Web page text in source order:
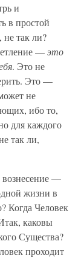
и
в простой
так ли?
—это
. Это не
Это —
не
ибо то,
для каждого
так ли,
—
жизни в
Когда Человек
каковы
Существа?
проходит